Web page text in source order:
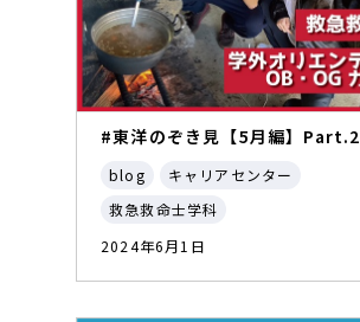
#東洋のぞき見【5月編】Part.2
blog
キャリアセンター
救急救命士学科
2024年6月1日